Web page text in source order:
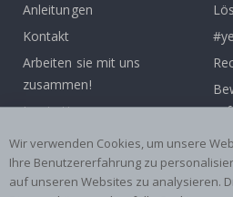
Anleitungen
Kontakt
Arbeiten sie mit uns
zusammen!
Inspiration
Beliebte Kategorien
Namensaufkleber
Wir verwenden Cookies, um unsere
Ihre Benutzererfahrung zu
auf unseren Websites zu analysieren.